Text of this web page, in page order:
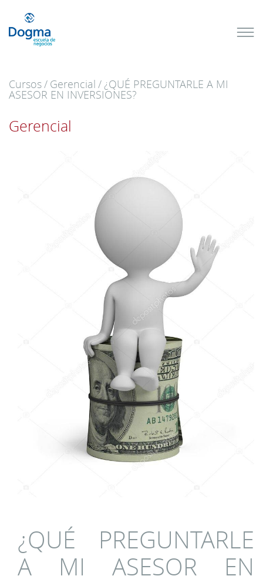
Cursos/ Gerencial /¿QUÉ PREGUNTARLE A MI
ASESOR EN INVERSIONES?
Gerencial
¿QUÉ PREGUNTARLE
A MI ASESOR EN
próximos
TRIBUTACIÓN
INTERNACIONAL
Más Cursos